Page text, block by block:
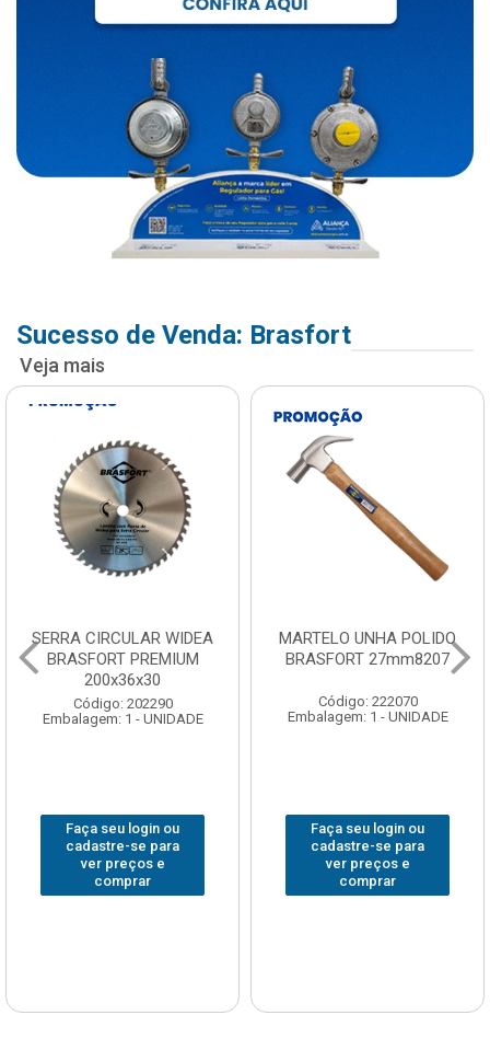
Sucesso de Venda: Brasfort
Veja mais
SERRA CIRCULAR WIDEA
BRASFORT PREMIUM
200x36x30
Código: 202290
Embalagem: 1 - UNIDADE
Faça seu login ou
cadastre-se para
ver preços e
comprar
MARTELO UNHA POLIDO
BRASFORT 27mm8207
Código: 222070
Embalagem: 1 - UNIDADE
Faça seu login ou
cadastre-se para
ver preços e
comprar